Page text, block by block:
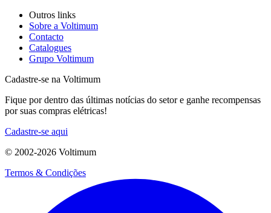
Outros links
Sobre a Voltimum
Contacto
Catalogues
Grupo Voltimum
Cadastre-se na Voltimum
Fique por dentro das últimas notícias do setor e ganhe recompensas
por suas compras elétricas!
Cadastre-se aqui
© 2002-2026 Voltimum
Termos & Condições